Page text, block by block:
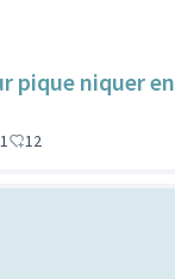
pique niquer en
1 12